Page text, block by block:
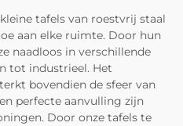
tafels van roestvrij staal
aan elke ruimte. Door hun
naadloos in verschillende
tot industrieel. Het
bovendien de sfeer van
perfecte aanvulling zijn
Door onze tafels te